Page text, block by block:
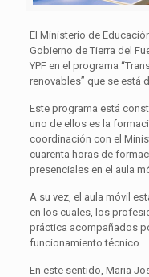
El Ministerio de
Gobierno de Tierra del
YPF en el programa
renovables” que se está
Este programa está
uno de ellos es la
coordinación con el
cuarenta horas de
presenciales en el aula
A su vez, el aula móvil
en los cuales, los
práctica acompañados
funcionamiento técnico.
En este sentido, Maria